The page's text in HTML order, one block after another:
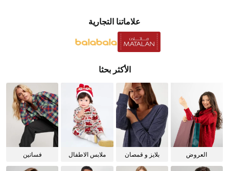
علاماتنا التجارية
الأكثر بحثا
العروض
بلايز و قمصان
ملابس الاطفال فساتين